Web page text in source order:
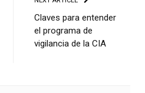
Claves para entender
el programa de
vigilancia de la CIA